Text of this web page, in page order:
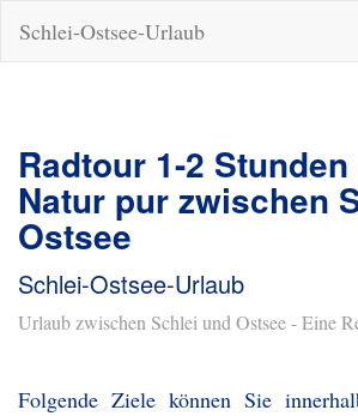
Schlei-Ostsee-Urlaub
Radtour 1-2 Stunden
Natur pur zwischen
Ostsee
Schlei-Ostsee-Urlaub
Urlaub zwischen Schlei und Ostsee - Eine
Folgende Ziele können Sie